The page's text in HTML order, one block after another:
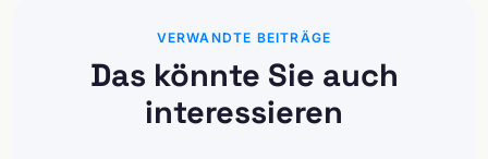
VERWANDTE BEITRÄGE
Das könnte Sie auch
interessieren